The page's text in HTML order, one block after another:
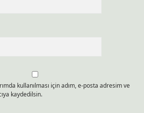
kullanılması için adım, e-posta adresim ve
kaydedilsin.